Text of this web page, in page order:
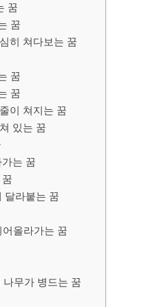
꿈
꿈
히 쳐다보는 꿈
꿈
꿈
이 쳐지는 꿈
있는 꿈
는 꿈
달라붙는 꿈
올라가는 꿈
무가 병드는 꿈